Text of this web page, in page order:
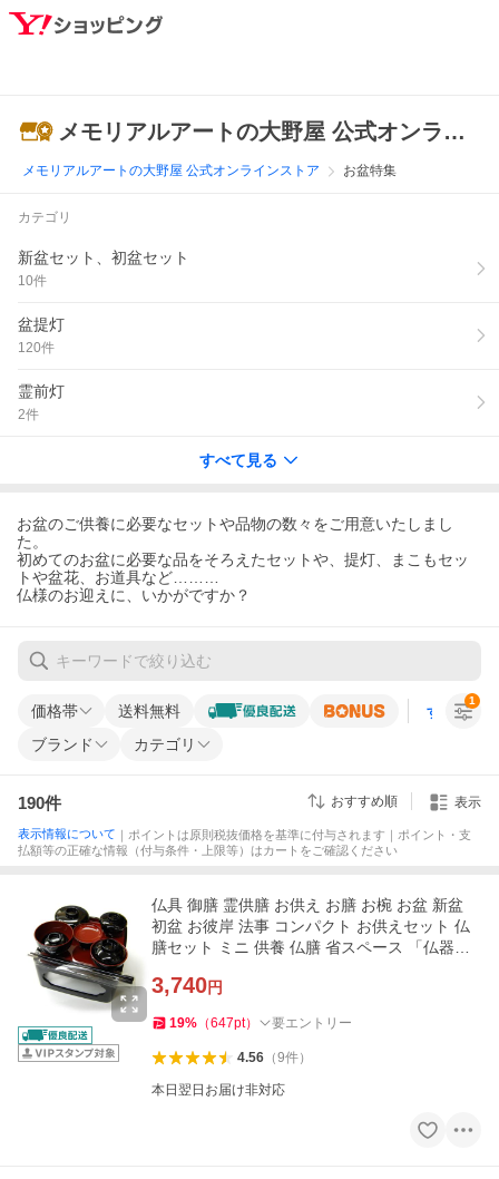
メモリアルアートの大野屋 公式オンラインストア
メモリアルアートの大野屋 公式オンラインストア お盆特集
カテゴリ
新盆セット、初盆セット
10件
盆提灯
120件
霊前灯
2件
すべて見る
お盆のご供養に必要なセットや品物の数々をご用意いたしまし
た。
初めてのお盆に必要な品をそろえたセットや、提灯、まこもセッ
トや盆花、お道具など………
仏様のお迎えに、いかがですか？
価格帯 送料無料 すべての条
ブランド カテゴリ
1
190件 おすすめ順 表示
表示情報について ｜ポイントは原則税抜価格を基準に付与されます｜ポイント・支
払額等の正確な情報（付与条件・上限等）はカートをご確認ください
仏具 御膳 霊供膳 お供え お膳 お椀 お盆 新盆
初盆 お彼岸 法事 コンパクト お供えセット 仏
膳セット ミニ 供養 仏膳 省スペース 「仏器膳
3,740円
19% （647pt） 要エントリー
4.56（9件）
本日翌日お届け非対応